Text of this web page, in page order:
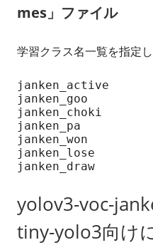
mes」ファイル
学習クラス名一覧を指定し
janken_active
janken_goo
janken_choki
janken_pa
janken_won
janken_lose
janken_draw
yolov3-voc-
tiny-yolo3向け